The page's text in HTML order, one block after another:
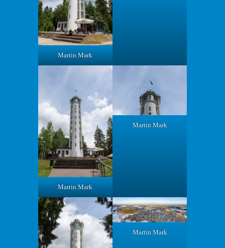
Martin Mark
Martin Mark
Martin Mark
Martin Mark